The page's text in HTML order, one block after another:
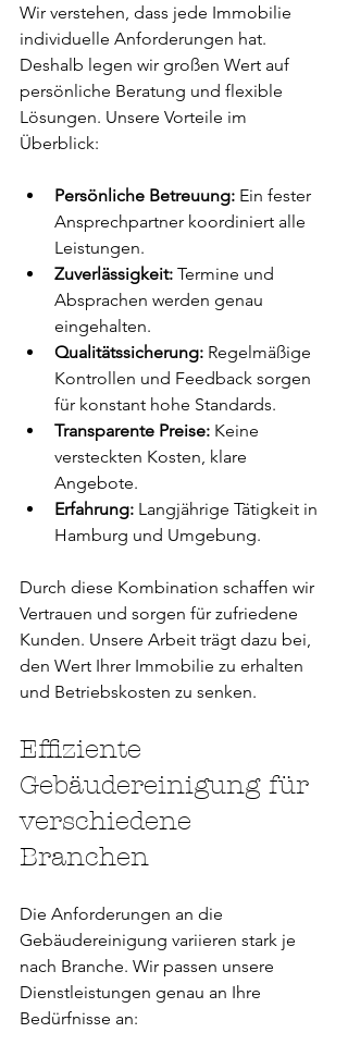
Wir verstehen, dass jede Immobilie
individuelle Anforderungen hat.
Deshalb legen wir großen Wert auf
persönliche Beratung und flexible
Lösungen. Unsere Vorteile im
Überblick:
Persönliche Betreuung: Ein fester
Ansprechpartner koordiniert alle
Leistungen.
Zuverlässigkeit: Termine und
Absprachen werden genau
eingehalten.
Qualitätssicherung: Regelmäßige
Kontrollen und Feedback sorgen
für konstant hohe Standards.
Transparente Preise: Keine
versteckten Kosten, klare
Angebote.
Erfahrung: Langjährige Tätigkeit in
Hamburg und Umgebung.
Durch diese Kombination schaffen wir
Vertrauen und sorgen für zufriedene
Kunden. Unsere Arbeit trägt dazu bei,
den Wert Ihrer Immobilie zu erhalten
und Betriebskosten zu senken.
Effiziente
Gebäudereinigung für
verschiedene
Branchen
Die Anforderungen an die
Gebäudereinigung variieren stark je
nach Branche. Wir passen unsere
Dienstleistungen genau an Ihre
Bedürfnisse an: